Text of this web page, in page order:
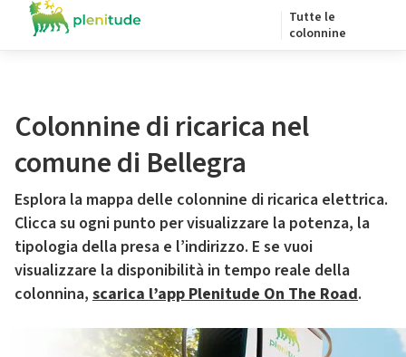
Tutte le
colonnine
Colonnine di ricarica nel
comune di Bellegra
Esplora la mappa delle colonnine di ricarica elettrica.
Clicca su ogni punto per visualizzare la potenza, la
tipologia della presa e l’indirizzo. E se vuoi
visualizzare la disponibilità in tempo reale della
colonnina, scarica l’app Plenitude On The Road.